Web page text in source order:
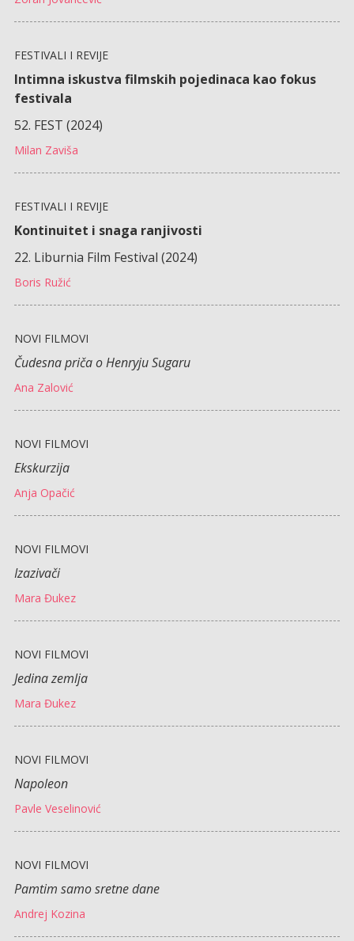
FESTIVALI I REVIJE
Intimna iskustva filmskih pojedinaca kao fokus
festivala
52. FEST (2024)
Milan Zaviša
FESTIVALI I REVIJE
Kontinuitet i snaga ranjivosti
22. Liburnia Film Festival (2024)
Boris Ružić
NOVI FILMOVI
Čudesna priča o Henryju Sugaru
Ana Zalović
NOVI FILMOVI
Ekskurzija
Anja Opačić
NOVI FILMOVI
Izazivači
Mara Đukez
NOVI FILMOVI
Jedina zemlja
Mara Đukez
NOVI FILMOVI
Napoleon
Pavle Veselinović
NOVI FILMOVI
Pamtim samo sretne dane
Andrej Kozina